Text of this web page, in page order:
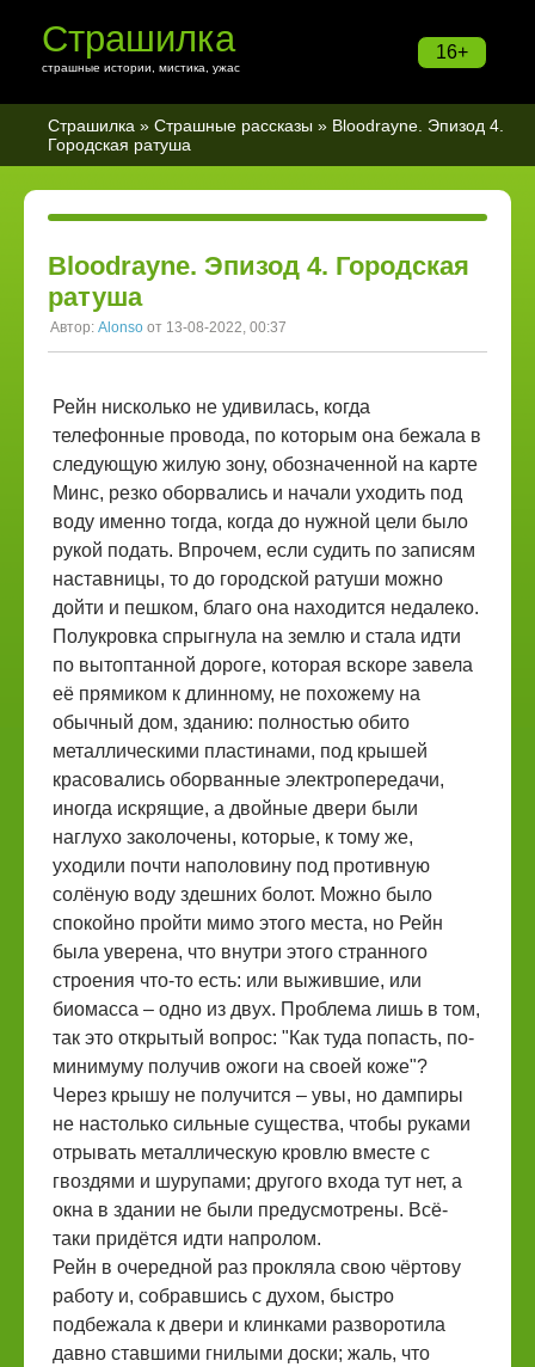
16+
Страшилка
страшные истории, мистика, ужас
Страшилка » Страшные рассказы » Bloodrayne. Эпизод 4.
Городская ратуша
Bloodrayne. Эпизод 4. Городская
ратуша
Автор: Alonso от 13-08-2022, 00:37
Рейн нисколько не удивилась, когда
телефонные провода, по которым она бежала в
следующую жилую зону, обозначенной на карте
Минс, резко оборвались и начали уходить под
воду именно тогда, когда до нужной цели было
рукой подать. Впрочем, если судить по записям
наставницы, то до городской ратуши можно
дойти и пешком, благо она находится недалеко.
Полукровка спрыгнула на землю и стала идти
по вытоптанной дороге, которая вскоре завела
её прямиком к длинному, не похожему на
обычный дом, зданию: полностью обито
металлическими пластинами, под крышей
красовались оборванные электропередачи,
иногда искрящие, а двойные двери были
наглухо заколочены, которые, к тому же,
уходили почти наполовину под противную
солёную воду здешних болот. Можно было
спокойно пройти мимо этого места, но Рейн
была уверена, что внутри этого странного
строения что-то есть: или выжившие, или
биомасса – одно из двух. Проблема лишь в том,
так это открытый вопрос: "Как туда попасть, по-
минимуму получив ожоги на своей коже"?
Через крышу не получится – увы, но дампиры
не настолько сильные существа, чтобы руками
отрывать металлическую кровлю вместе с
гвоздями и шурупами; другого входа тут нет, а
окна в здании не были предусмотрены. Всё-
таки придётся идти напролом.
Рейн в очередной раз прокляла свою чёртову
работу и, собравшись с духом, быстро
подбежала к двери и клинками разворотила
давно ставшими гнилыми доски; жаль, что